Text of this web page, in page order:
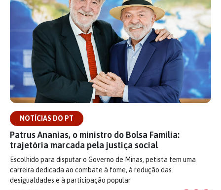
NOTÍCIAS DO PT
Patrus Ananias, o ministro do Bolsa Família:
trajetória marcada pela justiça social
Escolhido para disputar o Governo de Minas, petista tem uma
carreira dedicada ao combate à fome, à redução das
desigualdades e à participação popular